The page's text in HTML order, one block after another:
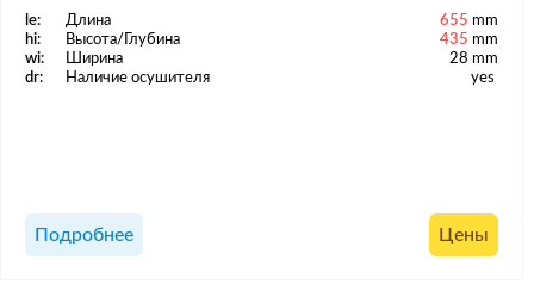
le: Длина 655 mm
hi:
Высота/Глубина 435 mm
wi:
Ширина
28 mm
dr:
Наличие осушителя yes
Подробнее Цены